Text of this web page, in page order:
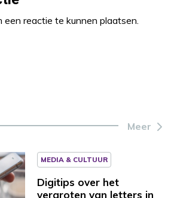
een reactie te kunnen plaatsen.
Meer
MEDIA & CULTUUR
Digitips over het
vergroten van letters in